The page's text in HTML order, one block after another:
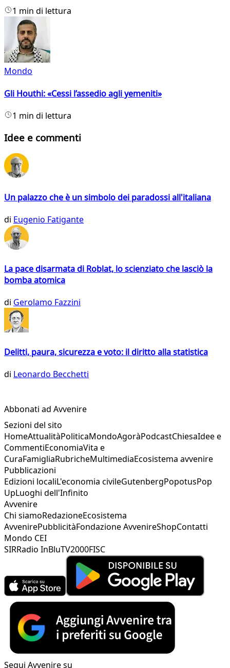
1 min di lettura
Mondo
Gli Houthi: «Cessi l’assedio agli yemeniti»
1 min di lettura
Idee e commenti
Un palazzo che è un simbolo dei paradossi all'italiana
di Eugenio Fatigante
La pace disarmata di Roblat, lo scienziato che lasciò la
bomba atomica
di Gerolamo Fazzini
Delitti, paura, sicurezza e voto: il diritto alla statistica
di Leonardo Becchetti
Abbonati ad Avvenire
Sezioni del sito
HomeAttualitàPoliticaMondoAgoràPodcastChiesaIdee e
CommentiEconomiaVita e
CuraFamigliaRubricheMultimediaEcosistema avvenire
Pubblicazioni
Edizioni localiL'economia civileGutenbergPopotusPop
UpLuoghi dell'Infinito
Avvenire
Chi siamoRedazioneEcosistema
AvvenirePubblicitàFondazione AvvenireShopContatti
Mondo CEI
SIRRadio InBluTV2000FISC
Segui Avvenire su